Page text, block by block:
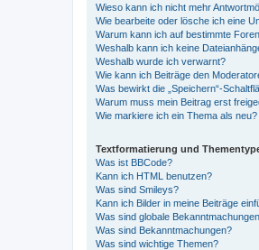
Wieso kann ich nicht mehr
Wie bearbeite oder lösche ich eine
Warum kann ich auf bestimmte
Weshalb kann ich keine
Weshalb wurde ich verwarnt?
Wie kann ich Beiträge den
Was bewirkt die „Speichern“-
Warum muss mein Beitrag erst
Wie markiere ich ein Thema als neu?
Textformatierung und
Was ist BBCode?
Kann ich HTML benutzen?
Was sind Smileys?
Kann ich Bilder in meine Beiträge
Was sind globale
Was sind Bekanntmachungen?
Was sind wichtige Themen?